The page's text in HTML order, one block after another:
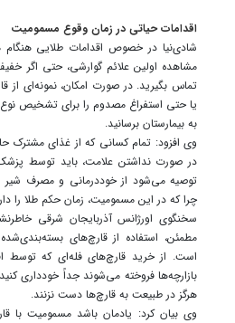
اقدامات حیاتی در زمان وقوع مسمومیت
شادی‌نیا در خصوص اقدامات طلایی
تماس بگیرید. در صورت امکان، نمونه‌ای
یا حتی استفراغ مصدوم را برای تشخیص
به بیمارستان برسانید.
وی افزود: تمام کسانی که از غذای مشترک
در صورت نداشتن علامت، باید توسط
توصیه می‌شود از خوددرمانی و مصرف شیر
چرا که در این مسمومیت، زمان حکم طلا را
سخنگوی اورژانس آذربایجان شرقی
مطمئن، استفاده از قارچ‌های
است. از خرید قارچ‌های فله‌ای که توسط
بازارچه‌ها فروخته می‌شوند جداً خودداری
هرگز در طبیعت به قارچ‌ها دست نزنند.
وی بیان کرد: یادمان باشد مسمومیت با